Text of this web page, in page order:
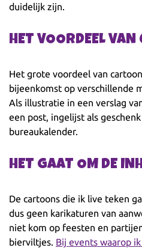
duidelijk zijn.
HET VOORDEEL
Het grote voordeel van
bijeenkomst op verschillende
Als illustratie in een verslag
een post, ingelijst als
bureaukalender.
HET GAAT OM DE
De cartoons die ik live teken
dus geen karikaturen van
niet kom op feesten en
bierviltjes. Bij events waarop